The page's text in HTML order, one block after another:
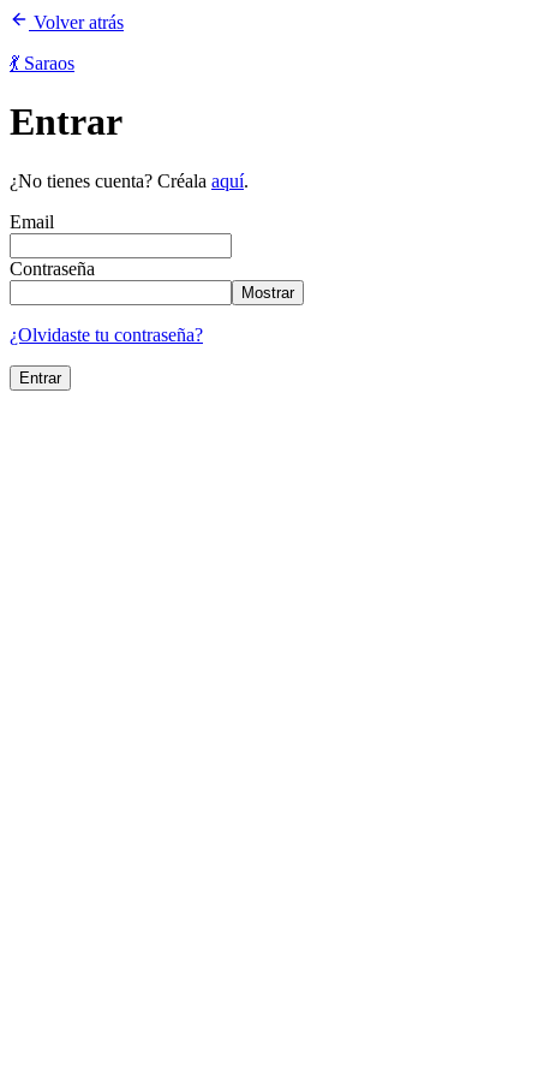
Volver atrás
💃 Saraos
Entrar
¿No tienes cuenta? Créala aquí.
Email
Contraseña
Mostrar
¿Olvidaste tu contraseña?
Entrar